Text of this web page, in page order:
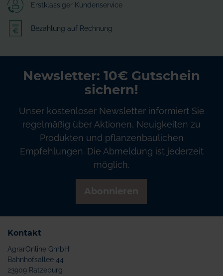
Erstklassiger Kundenservice
Bezahlung auf Rechnung
Newsletter: 10€ Gutschein
sichern!
Unser kostenloser Newsletter informiert Sie
regelmäßig über Aktionen, Neuigkeiten zu
Produkten und pflanzenbaulichen
Empfehlungen. Die Abmeldung ist jederzeit
möglich.
Kontakt
AgrarOnline GmbH
Bahnhofsallee 44
23909 Ratzeburg